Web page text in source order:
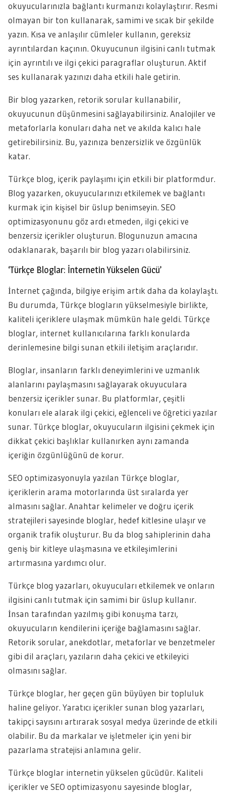
okuyucularınızla bağlantı kurmanızı kolaylaştırır. Resmi
olmayan bir ton kullanarak, samimi ve sıcak bir şekilde
yazın. Kısa ve anlaşılır cümleler kullanın, gereksiz
ayrıntılardan kaçının. Okuyucunun ilgisini canlı tutmak
için ayrıntılı ve ilgi çekici paragraflar oluşturun. Aktif
ses kullanarak yazınızı daha etkili hale getirin.
Bir blog yazarken, retorik sorular kullanabilir,
okuyucunun düşünmesini sağlayabilirsiniz. Analojiler ve
metaforlarla konuları daha net ve akılda kalıcı hale
getirebilirsiniz. Bu, yazınıza benzersizlik ve özgünlük
katar.
Türkçe blog, içerik paylaşımı için etkili bir platformdur.
Blog yazarken, okuyucularınızı etkilemek ve bağlantı
kurmak için kişisel bir üslup benimseyin. SEO
optimizasyonunu göz ardı etmeden, ilgi çekici ve
benzersiz içerikler oluşturun. Blogunuzun amacına
odaklanarak, başarılı bir blog yazarı olabilirsiniz.
‘Türkçe Bloglar: İnternetin Yükselen Gücü’
İnternet çağında, bilgiye erişim artık daha da kolaylaştı.
Bu durumda, Türkçe blogların yükselmesiyle birlikte,
kaliteli içeriklere ulaşmak mümkün hale geldi. Türkçe
bloglar, internet kullanıcılarına farklı konularda
derinlemesine bilgi sunan etkili iletişim araçlarıdır.
Bloglar, insanların farklı deneyimlerini ve uzmanlık
alanlarını paylaşmasını sağlayarak okuyuculara
benzersiz içerikler sunar. Bu platformlar, çeşitli
konuları ele alarak ilgi çekici, eğlenceli ve öğretici yazılar
sunar. Türkçe bloglar, okuyucuların ilgisini çekmek için
dikkat çekici başlıklar kullanırken aynı zamanda
içeriğin özgünlüğünü de korur.
SEO optimizasyonuyla yazılan Türkçe bloglar,
içeriklerin arama motorlarında üst sıralarda yer
almasını sağlar. Anahtar kelimeler ve doğru içerik
stratejileri sayesinde bloglar, hedef kitlesine ulaşır ve
organik trafik oluşturur. Bu da blog sahiplerinin daha
geniş bir kitleye ulaşmasına ve etkileşimlerini
artırmasına yardımcı olur.
Türkçe blog yazarları, okuyucuları etkilemek ve onların
ilgisini canlı tutmak için samimi bir üslup kullanır.
İnsan tarafından yazılmış gibi konuşma tarzı,
okuyucuların kendilerini içeriğe bağlamasını sağlar.
Retorik sorular, anekdotlar, metaforlar ve benzetmeler
gibi dil araçları, yazıların daha çekici ve etkileyici
olmasını sağlar.
Türkçe bloglar, her geçen gün büyüyen bir topluluk
haline geliyor. Yaratıcı içerikler sunan blog yazarları,
takipçi sayısını artırarak sosyal medya üzerinde de etkili
olabilir. Bu da markalar ve işletmeler için yeni bir
pazarlama stratejisi anlamına gelir.
Türkçe bloglar internetin yükselen gücüdür. Kaliteli
içerikler ve SEO optimizasyonu sayesinde bloglar,